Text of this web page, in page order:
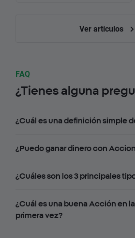
Ver artículos
FAQ
¿Tienes alguna
¿Cuál es una definición simple
¿Puedo ganar dinero con
¿Cuáles son los 3 principales
¿Cuál es una buena Acción en
primera vez?